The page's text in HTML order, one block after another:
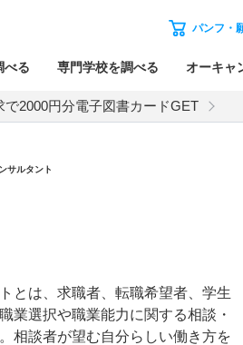
パンフ・
べる 専門学校を調べる オーキャ
で2000円分電子図書カードGET
サルタント
とは、求職者、転職希望者、学生
業選択や職業能力に関する相談・
相談者が望む自分らしい働き方を